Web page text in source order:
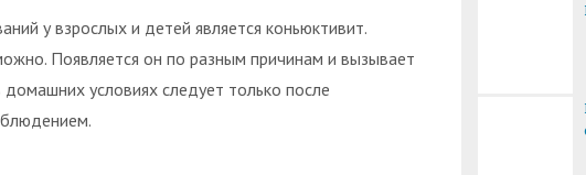
у взрослых и детей является коньюктивит.
Появляется он по разным причинам и вызывает
условиях следует только после